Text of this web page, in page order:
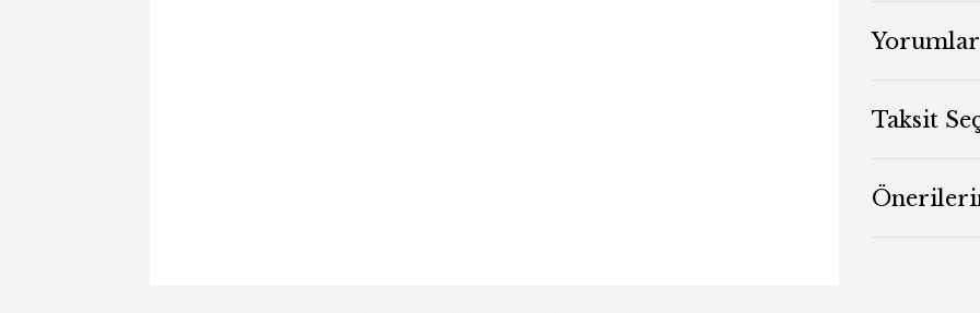
Yorumlar
Taksit